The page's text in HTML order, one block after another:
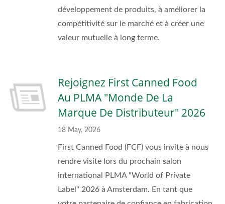
développement de produits, à améliorer la
compétitivité sur le marché et à créer une
valeur mutuelle à long terme.
Rejoignez First Canned Food
Au PLMA "Monde De La
Marque De Distributeur" 2026
18 May, 2026
First Canned Food (FCF) vous invite à nous
rendre visite lors du prochain salon
international PLMA "World of Private
Label" 2026 à Amsterdam. En tant que